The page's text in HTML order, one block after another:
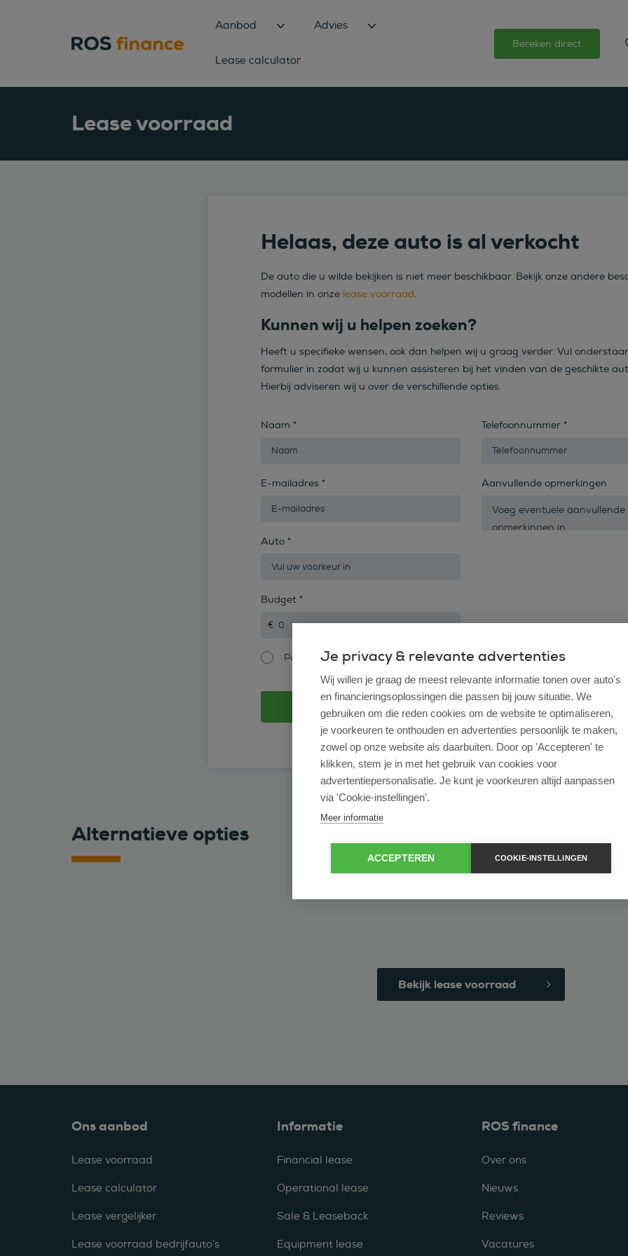
Aanbod Advies
Lease calculator
Bereken direct
Lease voorraad
Helaas, deze auto is al verkocht
De auto die u wilde bekijken is niet meer beschikbaar. Bekijk onze andere
modellen in onze lease voorraad.
Kunnen wij u helpen zoeken?
Heeft u specifieke wensen, ook dan helpen wij u graag verder. Vul
formulier in zodat wij u kunnen assisteren bij het vinden van de geschikte
Hierbij adviseren wij u over de verschillende opties.
Naam *
E-mailadres *
Auto *
Budget *
Particulier Zakelijk
Telefoonnummer *
Aanvullende opmerkingen
of bekijk ons volledige lease voorraad
Alternatieve opties
Bekijk lease voorraad
Ons aanbod
Lease voorraad
Lease calculator
Lease vergelijker
Lease voorraad bedrijfauto’s
Informatie
Financial lease
Operational lease
Sale & Leaseback
Equipment lease
ROS finance
Over ons
Nieuws
Reviews
Vacatures
Je privacy & relevante advertenties
Wij willen je graag de meest relevante informatie tonen over auto's
en financieringsoplossingen die passen bij jouw situatie. We
gebruiken om die reden cookies om de website te optimaliseren,
je voorkeuren te onthouden en advertenties persoonlijk te maken,
zowel op onze website als daarbuiten. Door op 'Accepteren' te
klikken, stem je in met het gebruik van cookies voor
advertentiepersonalisatie. Je kunt je voorkeuren altijd aanpassen
via 'Cookie-instellingen'.
Meer informatie
ACCEPTEREN COOKIE-INSTELLINGEN